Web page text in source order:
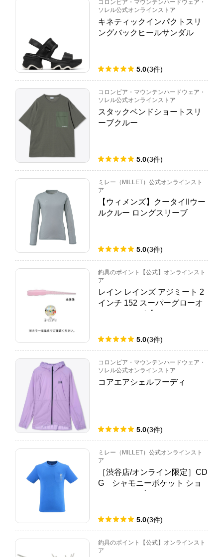
コロンビア・マウンテンハードウェア・
ソレル公式オンラインストア
キネティックインパクトスリ
ングバックヒールサンダル
5.0(3件)
コロンビア・マウンテンハードウェア・
ソレル公式オンラインストア
スタックベンドショートスリ
ーブクルー
5.0(3件)
ミレー（MILLET）公式オンラインスト
ア
【ウィメンズ】クータイIIウー
ルクルー ロングスリーブ
5.0(3件)
釣具のポイント【公式】オンラインスト
ア
レイン レインズ アジミート 2
インチ 152 スーパーグローオ
5.0(3件)
コロンビア・マウンテンハードウェア・
ソレル公式オンラインストア
コアエアシェルフーディ
5.0(3件)
ミレー（MILLET）公式オンラインスト
ア
［渋谷店/オンライン限定］CD
G シャモニーポケット ショ
5.0(3件)
釣具のポイント【公式】オンラインスト
ア